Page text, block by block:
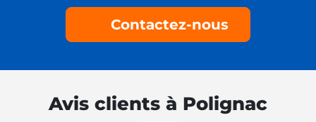
Contactez-nous
Avis clients à Polignac